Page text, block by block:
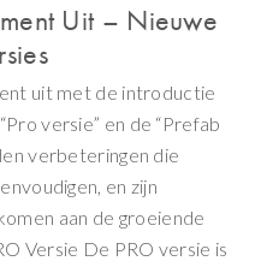
Uit – Nieuwe
uit met de introductie
versie” en de “Prefab
verbeteringen die
en zijn
aan de groeiende
Versie De PRO versie is